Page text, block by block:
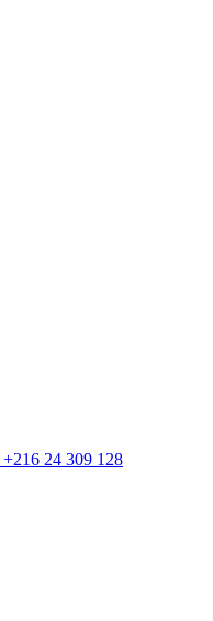
+216 24 309 128